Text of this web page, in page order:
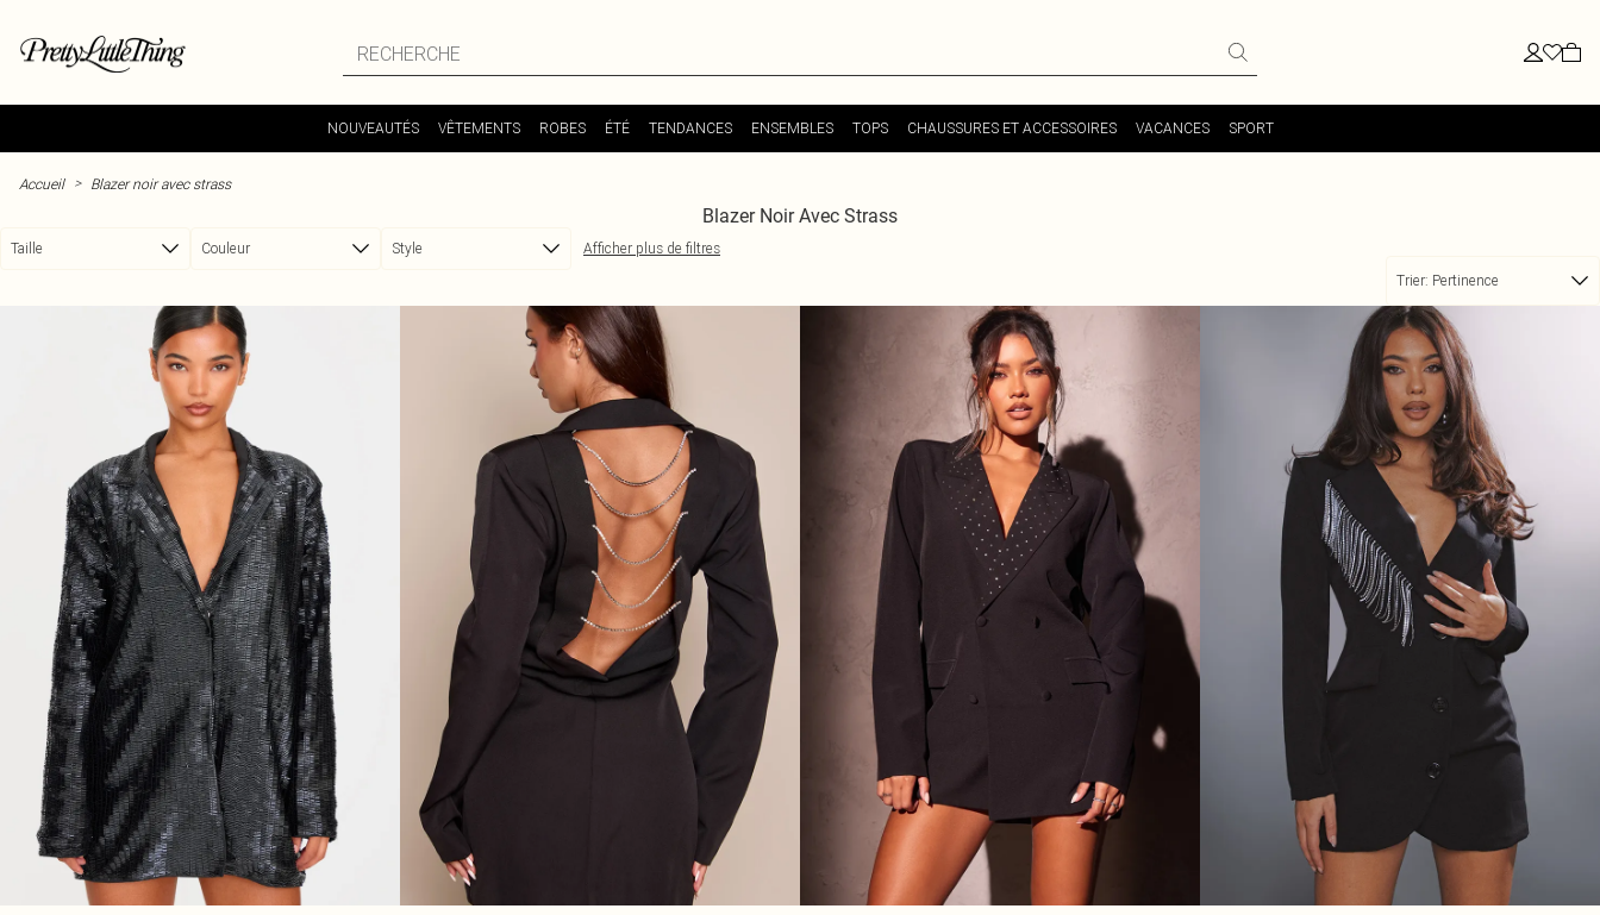
NOUVEAUTÉS VÊTEMENTS ROBES ÉTÉ TENDANCES ENSEMBLES TOPS CHAUSSURES ET ACCESSOIRES VACANCES SPORT
Accueil > Blazer noir avec strass
Blazer Noir Avec Strass
Taille Couleur Style
Afficher plus de filtres
Trier: Pertinence